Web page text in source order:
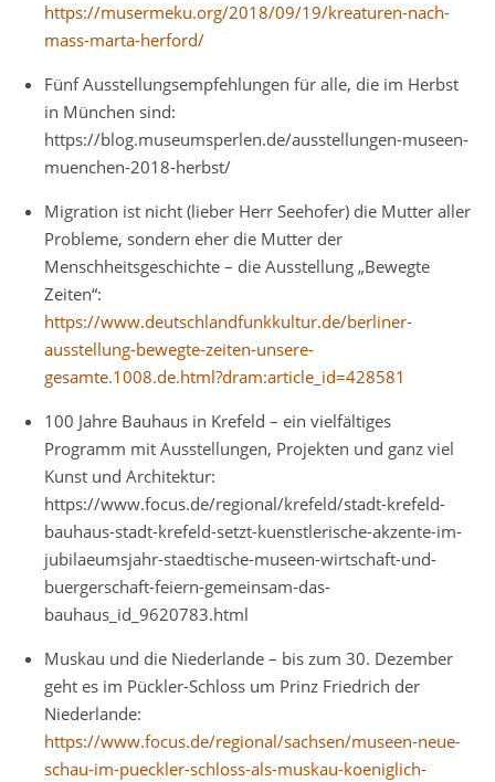
https://musermeku.org/2018/09/19/kreaturen-nach-
mass-marta-herford/
Fünf Ausstellungsempfehlungen für alle, die im Herbst
in München sind:
https://blog.museumsperlen.de/ausstellungen-museen-
muenchen-2018-herbst/
Migration ist nicht (lieber Herr Seehofer) die Mutter aller
Probleme, sondern eher die Mutter der
Menschheitsgeschichte – die Ausstellung „Bewegte
Zeiten“:
https://www.deutschlandfunkkultur.de/berliner-
ausstellung-bewegte-zeiten-unsere-
gesamte.1008.de.html?dram:article_id=428581
100 Jahre Bauhaus in Krefeld – ein vielfältiges
Programm mit Ausstellungen, Projekten und ganz viel
Kunst und Architektur:
https://www.focus.de/regional/krefeld/stadt-krefeld-
bauhaus-stadt-krefeld-setzt-kuenstlerische-akzente-im-
jubilaeumsjahr-staedtische-museen-wirtschaft-und-
buergerschaft-feiern-gemeinsam-das-
bauhaus_id_9620783.html
Muskau und die Niederlande – bis zum 30. Dezember
geht es im Pückler-Schloss um Prinz Friedrich der
Niederlande:
https://www.focus.de/regional/sachsen/museen-neue-
schau-im-pueckler-schloss-als-muskau-koeniglich-